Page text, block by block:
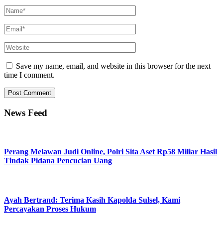
Save my name, email, and website in this browser for the next
time I comment.
News Feed
Perang Melawan Judi Online, Polri Sita Aset Rp58 Miliar Hasil
Tindak Pidana Pencucian Uang
Ayah Bertrand: Terima Kasih Kapolda Sulsel, Kami
Percayakan Proses Hukum